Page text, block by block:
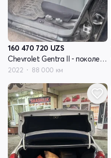
160 470 720 UZS
Chevrolet Gentra II - поколение
2022 88 000 км